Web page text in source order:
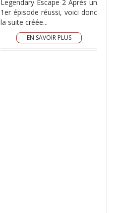
Legendary Escape 2 Après un
1er épisode réussi, voici donc
la suite créée...
EN SAVOIR PLUS